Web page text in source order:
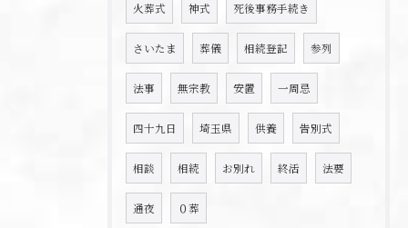
火葬式 神式 死後事務手続き
さいたま 葬儀 相続登記 参列
法事 無宗教 安置 一周忌
四十九日 埼玉県 供養 告別式
相談 相続 お別れ 終活 法要
通夜 ０葬